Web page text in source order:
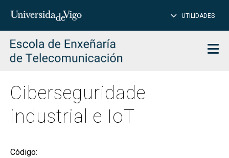
Introduce
para
buscar
UTILIDADES
Ciberseguridade
industrial e IoT
Código: